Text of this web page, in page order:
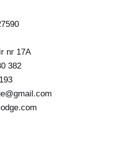
nr 17A
382